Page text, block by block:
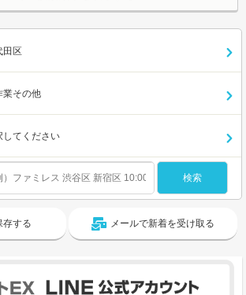
田区
業その他
してください
存する メールで新着を受け取る